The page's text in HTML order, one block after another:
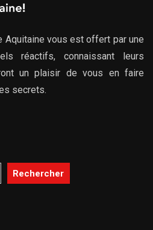
Aquitaine vous est offert par une
réactifs, connaissant leurs
un plaisir de vous en faire
secrets.
Rechercher